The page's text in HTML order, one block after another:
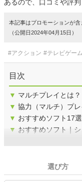
あるので、口コミや評
本記事はプロモーションが
（公開日2024年04月15日）
#アクション #テレビゲー
目次
▼ マルチプレイとは？
▼ 協力（マルチ）プ
▼ おすすめソフト17
▼ おすすめソフト｜
選び方